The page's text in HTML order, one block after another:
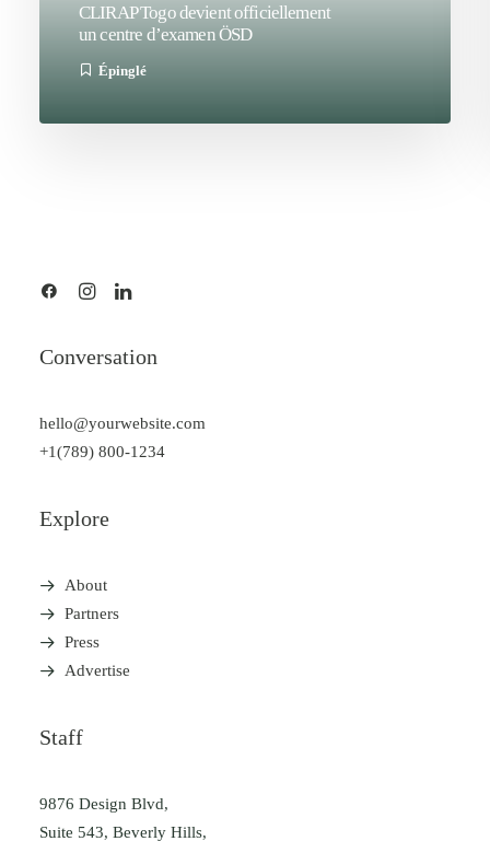
CLIRAP Togo devient officiellement
un centre d’examen ÖSD
Épinglé
Conversation
hello@yourwebsite.com
+1(789) 800-1234
Explore
About
Partners
Press
Advertise
Staff
9876 Design Blvd,
Suite 543, Beverly Hills,